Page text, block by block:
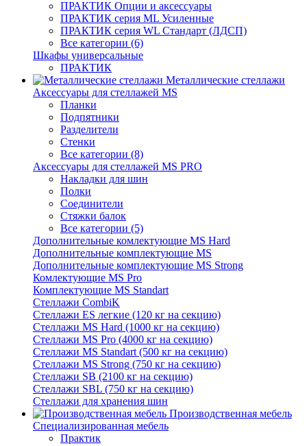
ПРАКТИК Опции и аксессуары
ПРАКТИК серия ML Усиленные
ПРАКТИК серия WL Стандарт (ЛДСП)
Все категории (6)
Шкафы универсальные
ПРАКТИК
Металлические стеллажи
Аксессуары для стеллажей MS
Планки
Подпятники
Разделители
Стенки
Все категории (8)
Аксессуары для стеллажей MS PRO
Накладки для шин
Полки
Соединители
Стяжки балок
Все категории (5)
Дополнительные комлектующие MS Hard
Дополнительные комплектующие MS
Дополнительные комплектующие MS Strong
Комлектующие MS Pro
Комплектующие MS Standart
Стеллажи CombiK
Стеллажи ES легкие (120 кг на секцию)
Стеллажи MS Hard (1000 кг на секцию)
Стеллажи MS Pro (4000 кг на секцию)
Стеллажи MS Standart (500 кг на секцию)
Стеллажи MS Strong (750 кг на секцию)
Стеллажи SB (2100 кг на секцию)
Стеллажи SBL (750 кг на секцию)
Стеллажи для хранения шин
Производственная мебель
Cпециализированная мебель
Практик